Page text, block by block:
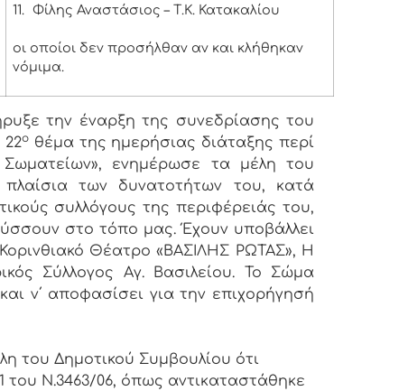
11. Φίλης Αναστάσιος – Τ.Κ. Κατακαλίου
οι οποίοι δεν προσήλθαν αν και κλήθηκαν
νόμιμα.
την έναρξη της συνεδρίασης του
22ο θέμα της ημερήσιας διάταξης περί
Σωματείων», ενημέρωσε τα μέλη του
των δυνατοτήτων του, κατά
συλλόγους της περιφέρειάς του,
στο τόπο μας. Έχουν υποβάλλει
Κορινθιακό Θέατρο «ΒΑΣΙΛΗΣ ΡΩΤΑΣ», Η
Σύλλογος Αγ. Βασιλείου. Το Σώμα
ν΄ αποφασίσει για την επιχορήγησή
του Δημοτικού Συμβουλίου ότι
του Ν.3463/06, όπως αντικαταστάθηκε